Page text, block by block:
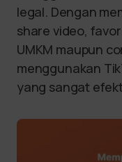
legal. Dengan
share video,
UMKM maupun
menggunakan
yang sangat